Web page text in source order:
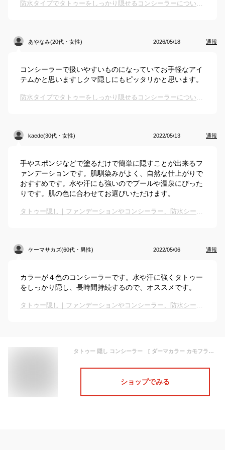
防水タイプでタトゥーをしっかり隠せるコンシーラーについて教えてください
あやなみ(20代・女性) 2026/05/18 通報
コンシーラーで扱いやすいものになっていてお手軽なアイ
テムかと思いますしクマ隠しにもピッタリかと思います。
防水タイプでタトゥーをしっかり隠せるコンシーラーについて教えてください
kaede(30代・女性) 2022/05/13 通報
手やスポンジなどで塗るだけで簡単に隠すことが出来るフ
ァンデーションです。肌馴染みがよく、自然な仕上がりで
おすすめです。水や汗にも強いのでプールや温泉にぴった
りです。肌の色に合わせてお選びいただけます。
タトゥー隠し｜ファンデーションやコンシーラー、防水シールなど人気のおすすめは？
ケーマサカズ(60代・男性) 2022/05/06 通報
カラーが４色のコンシーラーです。水や汗に強くタトゥー
をしっかり隠し、長時間持続するので、オススメです。
タトゥー隠し｜ファンデーションやコンシーラー、防水シールなど人気のおすすめは？
タトゥー 隠し コンシーラー [ ダーマカラー カモフラージュ パーフェクト コンシーラー ] ダーマカラーコンシーラー オレンジ 入れ墨 シミ アザ 刺青隠し くま 温泉,プール,海水浴 タトゥー カバー ソバカス tattoo クリオラン メール便 送料無料 仕事 綺麗 隠す 消す
ショップでみる